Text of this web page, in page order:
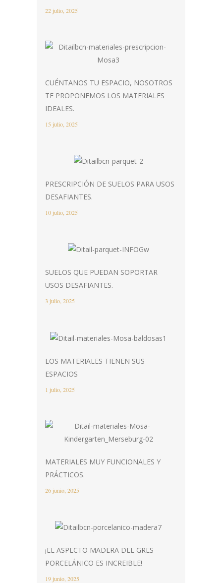
22 julio, 2025
CUÉNTANOS TU ESPACIO, NOSOTROS
TE PROPONEMOS LOS MATERIALES
IDEALES.
15 julio, 2025
PRESCRIPCIÓN DE SUELOS PARA USOS
DESAFIANTES.
10 julio, 2025
SUELOS QUE PUEDAN SOPORTAR
USOS DESAFIANTES.
3 julio, 2025
LOS MATERIALES TIENEN SUS
ESPACIOS
1 julio, 2025
MATERIALES MUY FUNCIONALES Y
PRÁCTICOS.
26 junio, 2025
¡EL ASPECTO MADERA DEL GRES
PORCELÁNICO ES INCREIBLE!
19 junio, 2025